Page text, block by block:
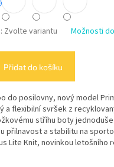
Zvolte variantu Možnosti
Přidat do košíku
do posilovny, nový model
a flexibilní svršek z
stříhu boty
přilnavost a stabilitu na
Lite Knit, novinkou letošního